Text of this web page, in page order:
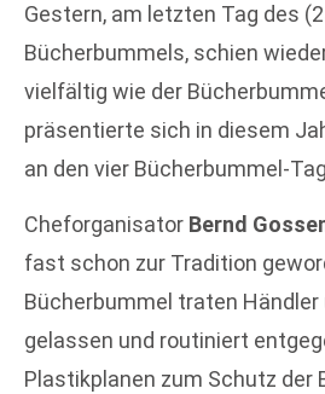
Gestern, am letzten Tag des
Bücherbummels, schien
vielfältig wie der
präsentierte sich in diesem
an den vier Bücherbummel-
Cheforganisator Bernd
fast schon zur Tradition
Bücherbummel traten Händler
gelassen und routiniert
Plastikplanen zum Schutz der